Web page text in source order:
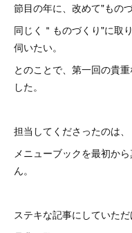
節目の年に、改めて"もの
同じく＂ものづくり"に取
伺いたい。
とのことで、第一回の貴
した。
担当してくださったのは、
メニューブックを最初か
ん。
ステキな記事にしていただ